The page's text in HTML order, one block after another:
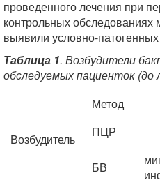
проведенного лечения при
контрольных
выявили условно-
Таблица 1. Возбудители
обследуемых пациенток (до
Возбудитель
Метод
ПЦР
БВ